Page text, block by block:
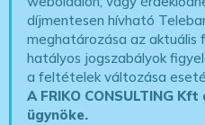
díjmentesen hívható
meghatározása az aktuális
hatályos jogszabályok
a feltételek változása
A FRIKO CONSULTING
ügynöke.